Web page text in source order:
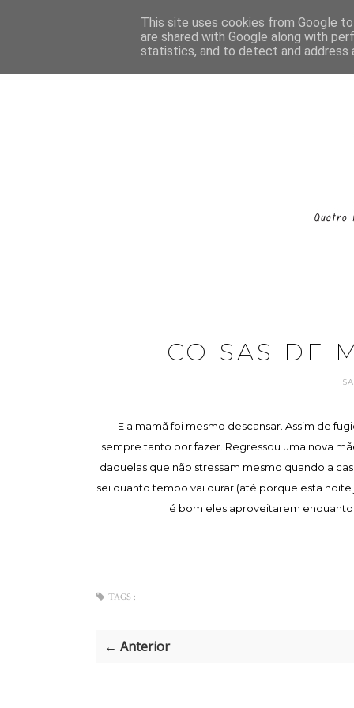
COISAS DE
E a mamã foi mesmo descansar. Assim de
sempre tanto por fazer. Regressou uma nova
daquelas que não stressam mesmo quando a
sei quanto tempo vai durar (até porque esta
é bom eles aproveitarem enquanto
TAGS :
← Anterior
This site uses cookies from Google
are shared with Google along with
statistics, and to detect and address